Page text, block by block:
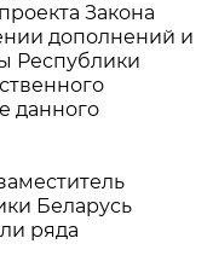
Закона
дополнений и
Республики
данного
Беларусь
ряда